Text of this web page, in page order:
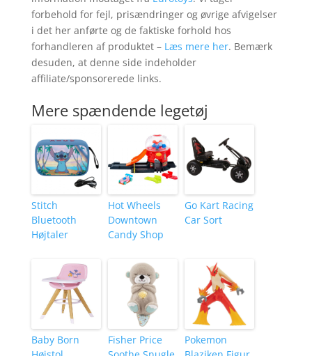
forbehold for fejl, prisændringer og øvrige afvigelser
i det her anførte og de faktiske forhold hos
forhandleren af produktet – Læs mere her. Bemærk
desuden, at denne side indeholder
affiliate/sponsorerede links.
Mere spændende legetøj
Stitch
Bluetooth
Højtaler
Hot Wheels
Downtown
Candy Shop
Go Kart Racing
Car Sort
Baby Born
Fisher Price
Pokemon